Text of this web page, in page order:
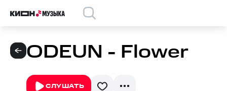
ODEUN - Flower
СЛУШАТЬ